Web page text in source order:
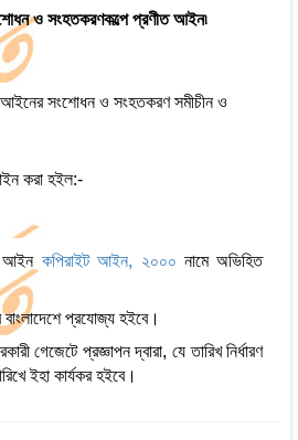
ও সংহতকরণকল্পে প্রণীত আইন৷
আইনের সংশোধন ও সংহতকরণ সমীচীন ও
করা হইল:-
কপিরাইট আইন, ২০০০ নামে অভিহিত
প্রযোজ্য হইবে।
গেজেটে প্রজ্ঞাপন দ্বারা, যে তারিখ নির্ধারণ
ইহা কার্যকর হইবে।